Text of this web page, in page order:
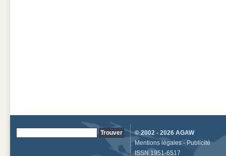
© 2002 - 2026 AGAW
Mentions légales - Publicité
ISSN 1951-6517